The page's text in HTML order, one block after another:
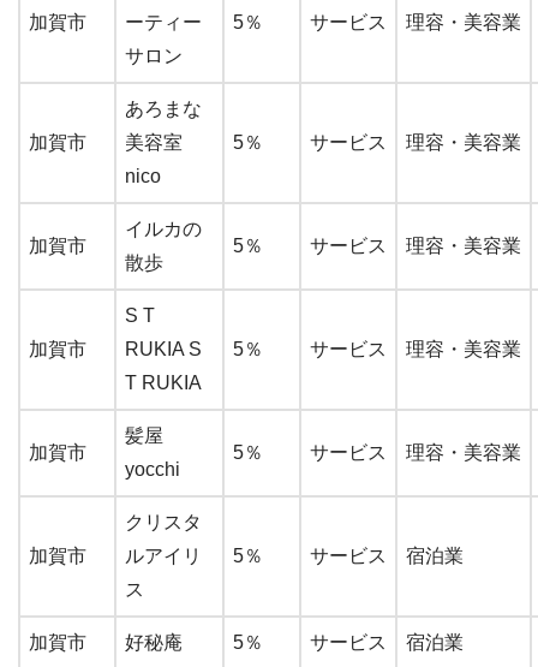
加賀市
ーティー
サロン
5％ サービス 理容・美容業
加賀市
あろまな
美容室
nico
5％ サービス 理容・美容業
加賀市
イルカの
散歩
5％ サービス 理容・美容業
加賀市
S T
RUKIA S
T RUKIA
5％ サービス 理容・美容業
加賀市
髪屋
yocchi
5％ サービス 理容・美容業
加賀市
クリスタ
ルアイリ
ス
5％ サービス 宿泊業
加賀市 好秘庵 5％ サービス 宿泊業